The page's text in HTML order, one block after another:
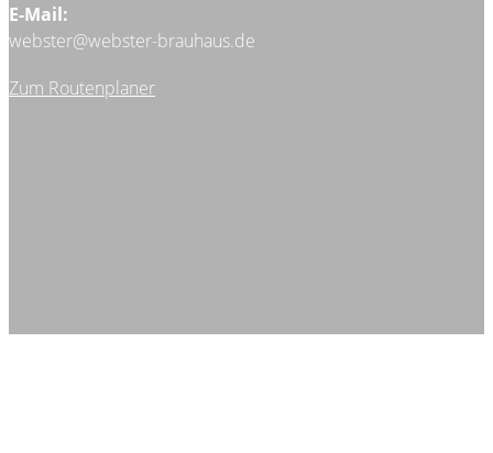
E-Mail:
webster@webster-brauhaus.de
Zum Routenplaner